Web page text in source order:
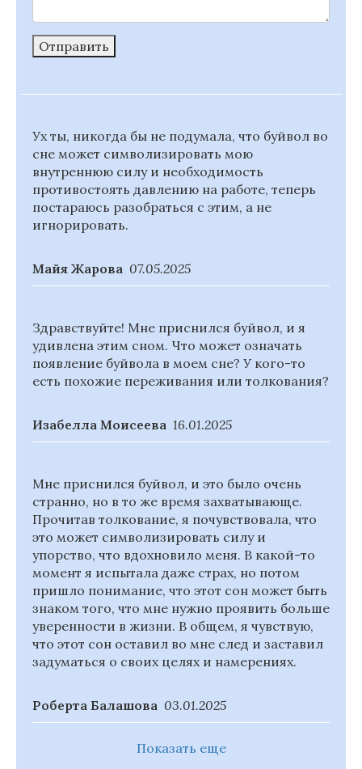
Отправить
Ух ты, никогда бы не подумала, что буйвол во
сне может символизировать мою
внутреннюю силу и необходимость
противостоять давлению на работе, теперь
постараюсь разобраться с этим, а не
игнорировать.
Майя Жарова 07.05.2025
Здравствуйте! Мне приснился буйвол, и я
удивлена этим сном. Что может означать
появление буйвола в моем сне? У кого-то
есть похожие переживания или толкования?
Изабелла Моисеева 16.01.2025
Мне приснился буйвол, и это было очень
странно, но в то же время захватывающе.
Прочитав толкование, я почувствовала, что
это может символизировать силу и
упорство, что вдохновило меня. В какой-то
момент я испытала даже страх, но потом
пришло понимание, что этот сон может быть
знаком того, что мне нужно проявить больше
уверенности в жизни. В общем, я чувствую,
что этот сон оставил во мне след и заставил
задуматься о своих целях и намерениях.
Роберта Балашова 03.01.2025
Показать еще